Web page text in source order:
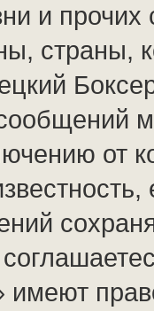
и
страны,
от